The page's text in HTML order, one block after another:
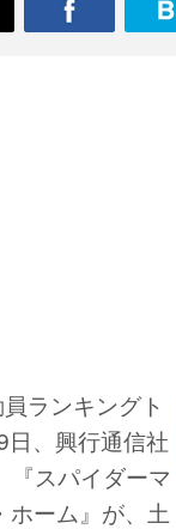
ランキングト
日、興行通信社
『スパイダーマ
ホーム』が、土